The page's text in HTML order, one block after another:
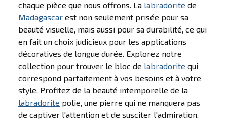
chaque pièce que nous offrons. La labradorite de
Madagascar est non seulement prisée pour sa
beauté visuelle, mais aussi pour sa durabilité, ce qui
en fait un choix judicieux pour les applications
décoratives de longue durée. Explorez notre
collection pour trouver le bloc de labradorite qui
correspond parfaitement à vos besoins et à votre
style. Profitez de la beauté intemporelle de la
labradorite polie, une pierre qui ne manquera pas
de captiver l'attention et de susciter l'admiration.